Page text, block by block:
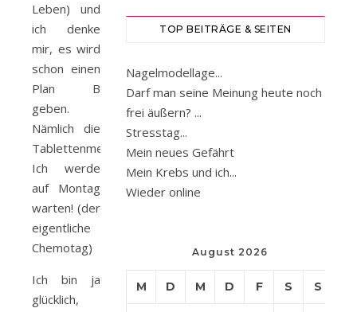
Leben) und
ich denke
mir, es wird
schon einen
Plan B
geben.
Nämlich die
Tablettenmedikation!
Ich werde
auf Montag
warten! (der
eigentliche
Chemotag)
Ich bin ja
glücklich,
TOP BEITRÄGE & SEITEN
Nagelmodellage...
Darf man seine Meinung heute noch
frei äußern? ...
Stresstag...
Mein neues Gefährt
Mein Krebs und ich...
Wieder online
August 2026
M D M D F S S